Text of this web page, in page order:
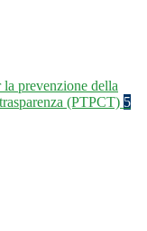
prevenzione della
(PTPCT) 5